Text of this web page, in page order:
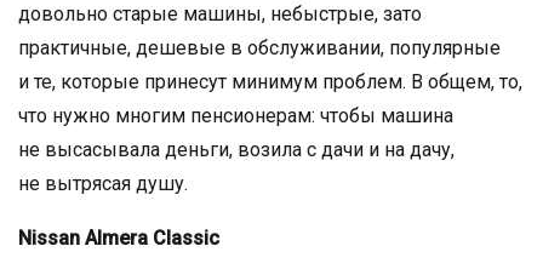
довольно старые машины, небыстрые, зато
практичные, дешевые в обслуживании, популярные
и те, которые принесут минимум проблем. В общем, то,
что нужно многим пенсионерам: чтобы машина
не высасывала деньги, возила с дачи и на дачу,
не вытрясая душу.
Nissan Almera Classic